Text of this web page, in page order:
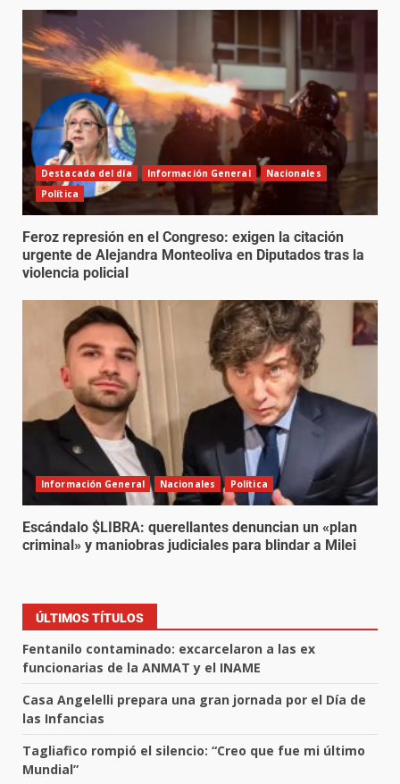
Destacada del día Información General
Nacionales
Política
Feroz represión en el Congreso: exigen la citación
urgente de Alejandra Monteoliva en Diputados tras la
violencia policial
Información General Nacionales Política
Escándalo $LIBRA: querellantes denuncian un «plan
criminal» y maniobras judiciales para blindar a Milei
ÚLTIMOS TÍTULOS
Fentanilo contaminado: excarcelaron a las ex
funcionarias de la ANMAT y el INAME
Casa Angelelli prepara una gran jornada por el Día de
las Infancias
Tagliafico rompió el silencio: “Creo que fue mi último
Mundial”